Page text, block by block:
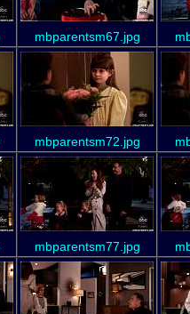
mbparentsm67.jpg
mbparentsm72.jpg
mbparentsm77.jpg